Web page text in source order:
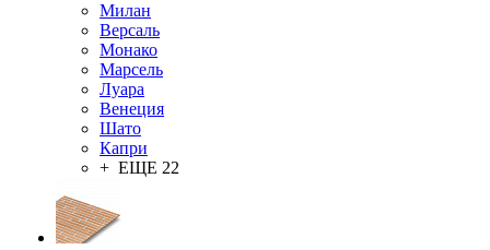
Милан
Версаль
Монако
Марсель
Луара
Венеция
Шато
Капри
+ ЕЩЕ 22